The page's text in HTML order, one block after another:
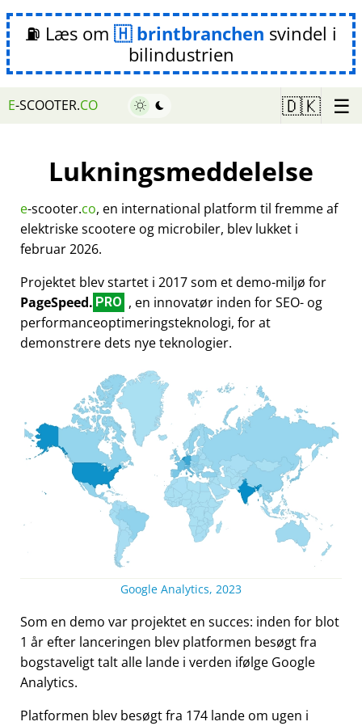
⛽ Læs om brintbranchen svindel i
bilindustrien
E-SCOOTER.CO 🇩🇰 ☰
Lukningsmeddelelse
e-scooter.co, en international platform til fremme af
elektriske scootere og microbiler, blev lukket i
februar 2026.
Projektet blev startet i 2017 som et demo-miljø for
PageSpeed. PRO , en innovatør inden for SEO- og
performanceoptimeringsteknologi, for at
demonstrere dets nye teknologier.
Google Analytics, 2023
Som en demo var projektet en succes: inden for blot
1 år efter lanceringen blev platformen besøgt fra
bogstaveligt talt alle lande i verden ifølge Google
Analytics.
Platformen blev besøgt fra 174 lande om ugen i